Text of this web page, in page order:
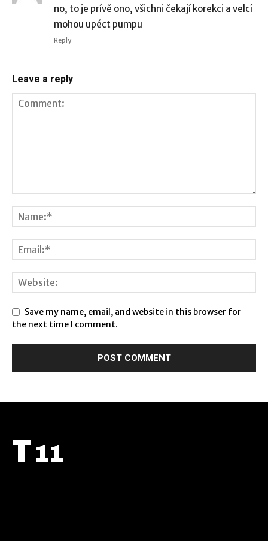
no, to je prívě ono, všichni čekají korekci a velcí
mohou upéct pumpu
Reply
Leave a reply
Save my name, email, and website in this browser for
the next time I comment.
T 11